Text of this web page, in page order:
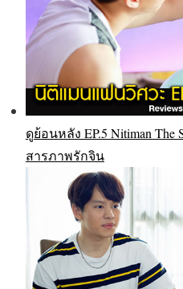
ดูย้อนหลัง EP.5 Nitiman
สารภาพรักจิน